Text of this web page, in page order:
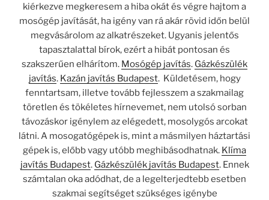
kiérkezve megkeresem a hiba okát és végre hajtom a
mosógép javítását, ha igény van rá akár rövid időn belül
megvásárolom az alkatrészeket. Ugyanis jelentős
tapasztalattal bírok, ezért a hibát pontosan és
szakszerűen elhárítom. Mosógép javítás. Gázkészülék
javítás. Kazán javítás Budapest. Küldetésem, hogy
fenntartsam, illetve tovább fejlesszem a szakmailag
töretlen és tökéletes hírnevemet, nem utolsó sorban
távozáskor igénylem az elégedett, mosolygós arcokat
látni. A mosogatógépek is, mint a másmilyen háztartási
gépek is, előbb vagy utóbb meghibásodhatnak. Klíma
javítás Budapest. Gázkészülék javítás Budapest. Ennek
számtalan oka adódhat, de a legelterjedtebb esetben
szakmai segítséget szükséges igénybe